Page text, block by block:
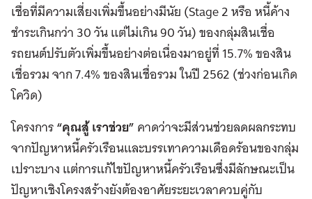
เชื่อที่มีความเสี่ยงเพิ่มขึ้นอย่างมีนัย (Stage 2 หรือ หนี้ค้าง
ชำระเกินกว่า 30 วัน แต่ไม่เกิน 90 วัน) ของกลุ่มสินเชื่อ
รถยนต์ปรับตัวเพิ่มขึ้นอย่างต่อเนื่องมาอยู่ที่ 15.7% ของสิน
เชื่อรวม จาก 7.4% ของสินเชื่อรวม ในปี 2562 (ช่วงก่อนเกิด
โควิด)
โครงการ“คุณสู้ เราช่วย”คาดว่าจะมีส่วนช่วยลดผลกระทบ
จากปัญหาหนี้ครัวเรือนและบรรเทาความเดือดร้อนของกลุ่ม
เปราะบาง แต่การแก้ไขปัญหาหนี้ครัวเรือนซึ่งมีลักษณะเป็น
ปัญหาเชิงโครงสร้างยังต้องอาศัยระยะเวลาควบคู่กับ